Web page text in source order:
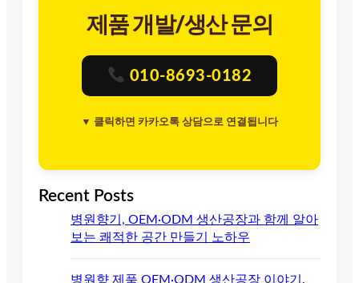
제품 개발/생산 문의
010-8693-0182
▼ 클릭하면 카카오톡 상담으로 연결됩니다
Recent Posts
병원향기, OEM·ODM 생산공장과 함께 알아
보는 쾌적한 공간 만들기 노하우
병원향 제품 OEM·ODM 생산공장 이야기.